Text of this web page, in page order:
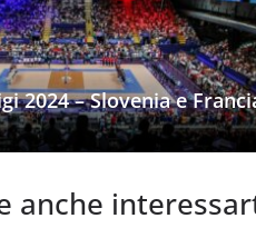
2024 – Slovenia e
anche